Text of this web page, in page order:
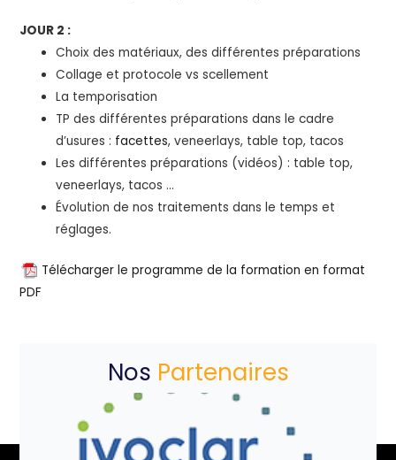
JOUR 2 :
Choix des matériaux, des différentes préparations
Collage et protocole vs scellement
La temporisation
TP des différentes préparations dans le cadre
d’usures : facettes, veneerlays, table top, tacos
Les différentes préparations (vidéos) : table top,
veneerlays, tacos …
Évolution de nos traitements dans le temps et
réglages.
Télécharger le programme de la formation en format
PDF
Nos Partenaires